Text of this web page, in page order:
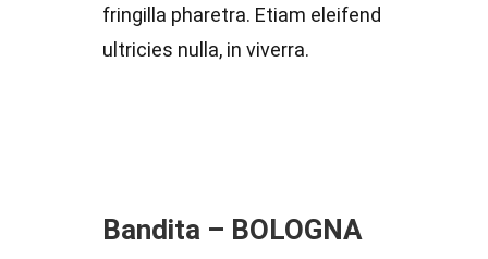
fringilla pharetra. Etiam eleifend
ultricies nulla, in viverra.
Bandita – BOLOGNA